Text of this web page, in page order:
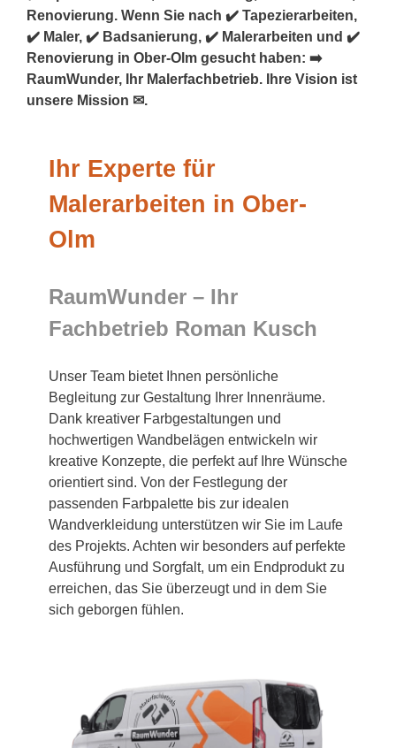
Renovierung. Wenn Sie nach ✔️ Tapezierarbeiten,
✔️ Maler, ✔️ Badsanierung, ✔️ Malerarbeiten und ✔️
Renovierung in Ober-Olm gesucht haben: ➡️
RaumWunder, Ihr Malerfachbetrieb. Ihre Vision ist
unsere Mission ✉.
Ihr Experte für
Malerarbeiten in Ober-
Olm
RaumWunder – Ihr
Fachbetrieb Roman Kusch
Unser Team bietet Ihnen persönliche
Begleitung zur Gestaltung Ihrer Innenräume.
Dank kreativer Farbgestaltungen und
hochwertigen Wandbelägen entwickeln wir
kreative Konzepte, die perfekt auf Ihre Wünsche
orientiert sind. Von der Festlegung der
passenden Farbpalette bis zur idealen
Wandverkleidung unterstützen wir Sie im Laufe
des Projekts. Achten wir besonders auf perfekte
Ausführung und Sorgfalt, um ein Endprodukt zu
erreichen, das Sie überzeugt und in dem Sie
sich geborgen fühlen.